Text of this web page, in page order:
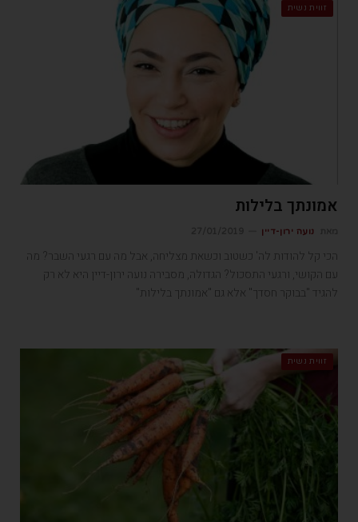
זווית נשית
אמונתך בלילות
נועה ירון-דיין
הכי קל להודות לה' כשטוב וכשאת מצליחה, אבל מה עם רגעי השבר? מה
עם הקושי, ורגעי התסכול? הגדולה, מסבירה נועה ירון-דיין היא לא רק
להגיד "בבוקר חסדך" אלא גם "אמונתך בלילות"
זווית נשית